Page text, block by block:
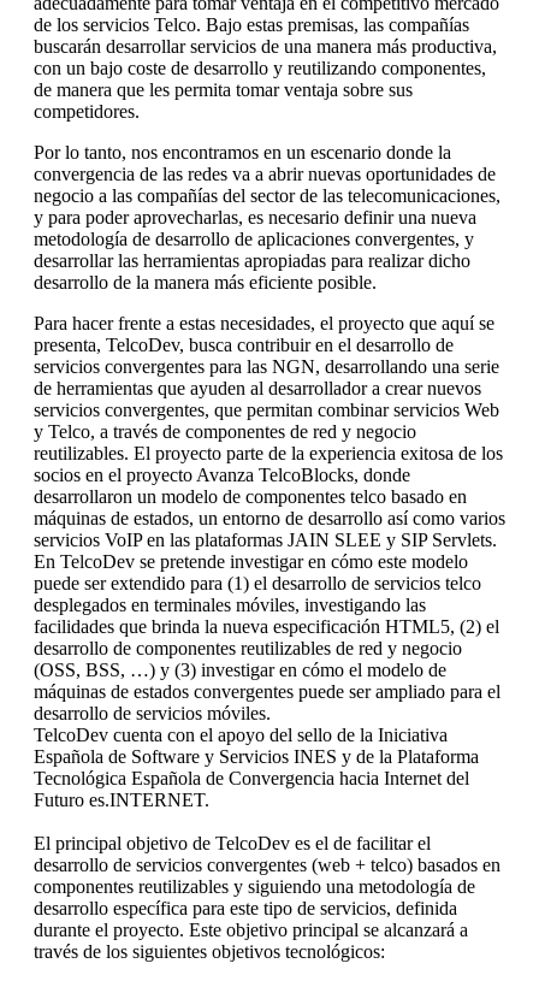
de los servicios Telco. Bajo estas premisas, las compañías
buscarán desarrollar servicios de una manera más productiva,
con un bajo coste de desarrollo y reutilizando componentes,
de manera que les permita tomar ventaja sobre sus
competidores.
Por lo tanto, nos encontramos en un escenario donde la
convergencia de las redes va a abrir nuevas oportunidades de
negocio a las compañías del sector de las telecomunicaciones,
y para poder aprovecharlas, es necesario definir una nueva
metodología de desarrollo de aplicaciones convergentes, y
desarrollar las herramientas apropiadas para realizar dicho
desarrollo de la manera más eficiente posible.
Para hacer frente a estas necesidades, el proyecto que aquí se
presenta, TelcoDev, busca contribuir en el desarrollo de
servicios convergentes para las NGN, desarrollando una serie
de herramientas que ayuden al desarrollador a crear nuevos
servicios convergentes, que permitan combinar servicios Web
y Telco, a través de componentes de red y negocio
reutilizables. El proyecto parte de la experiencia exitosa de los
socios en el proyecto Avanza TelcoBlocks, donde
desarrollaron un modelo de componentes telco basado en
máquinas de estados, un entorno de desarrollo así como varios
servicios VoIP en las plataformas JAIN SLEE y SIP Servlets.
En TelcoDev se pretende investigar en cómo este modelo
puede ser extendido para (1) el desarrollo de servicios telco
desplegados en terminales móviles, investigando las
facilidades que brinda la nueva especificación HTML5, (2) el
desarrollo de componentes reutilizables de red y negocio
(OSS, BSS, …) y (3) investigar en cómo el modelo de
máquinas de estados convergentes puede ser ampliado para el
desarrollo de servicios móviles.
TelcoDev cuenta con el apoyo del sello de la Iniciativa
Española de Software y Servicios INES y de la Plataforma
Tecnológica Española de Convergencia hacia Internet del
Futuro es.INTERNET.
El principal objetivo de TelcoDev es el de facilitar el
desarrollo de servicios convergentes (web + telco) basados en
componentes reutilizables y siguiendo una metodología de
desarrollo específica para este tipo de servicios, definida
durante el proyecto. Este objetivo principal se alcanzará a
través de los siguientes objetivos tecnológicos: